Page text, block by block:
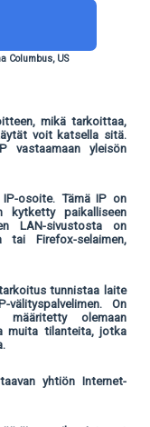
Columbus, US
mikä tarkoittaa,
voit katsella sitä.
vastaamaan yleisön
osoite. Tämä IP on
kytketty paikalliseen
LAN-sivustosta on
tai Firefox-selaimen,
tunnistaa laite
On
olemaan
muita tilanteita, jotka
yhtiön Internet-